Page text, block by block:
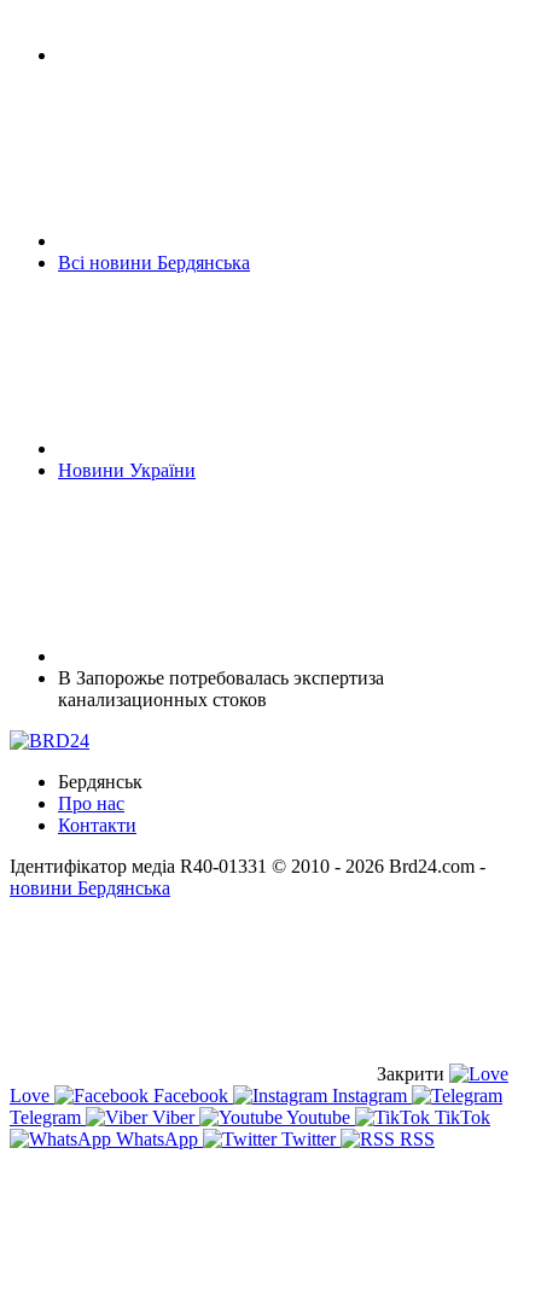
Всі новини Бердянська
Новини України
В Запорожье потребовалась экспертиза
канализационных стоков
Бердянськ
Про нас
Контакти
Ідентифікатор медіа R40-01331 © 2010 - 2026 Brd24.com -
новини Бердянська
Закрити
Love
Facebook
Instagram
Telegram
Viber Youtube
TikTok
WhatsApp
Twitter RSS